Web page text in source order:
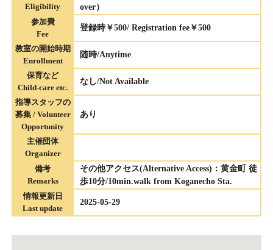
Eligibility
over）
参加費
Fee
登録時￥500/ Registration fee￥500
教室の開始時期
Enrollment
随時/Anytime
保育など
Child-care etc.
なし/Not Available
指導スタッフの
募集 / Volunteer
Opportunity
あり
主催団体
Organizer
備考
Remarks
その他アクセス(Alternative Access)：黄金町 徒
歩10分/10min.walk from Koganecho Sta.
情報更新日
Last update
2025-05-29